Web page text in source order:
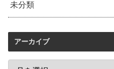
未分類
アーカイブ